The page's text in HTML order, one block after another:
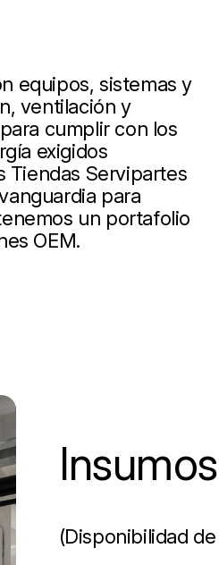
equipos, sistemas y
ventilación y
cumplir con los
exigidos
Tiendas Servipartes
para
un portafolio
OEM.
(Disponibilidad